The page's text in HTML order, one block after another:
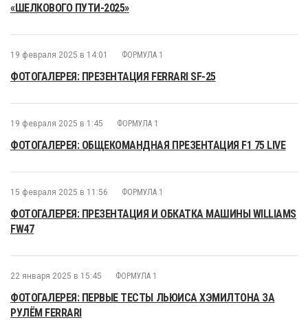
«ШЕЛКОВОГО ПУТИ-2025»
19 февраля 2025 в 14:01 ФОРМУЛА 1
ФОТОГАЛЕРЕЯ: ПРЕЗЕНТАЦИЯ FERRARI SF-25
19 февраля 2025 в 1:45 ФОРМУЛА 1
ФОТОГАЛЕРЕЯ: ОБЩЕКОМАНДНАЯ ПРЕЗЕНТАЦИЯ F1 75 LIVE
15 февраля 2025 в 11:56 ФОРМУЛА 1
ФОТОГАЛЕРЕЯ: ПРЕЗЕНТАЦИЯ И ОБКАТКА МАШИНЫ WILLIAMS
FW47
22 января 2025 в 15:45 ФОРМУЛА 1
ФОТОГАЛЕРЕЯ: ПЕРВЫЕ ТЕСТЫ ЛЬЮИСА ХЭМИЛТОНА ЗА
РУЛЁМ FERRARI